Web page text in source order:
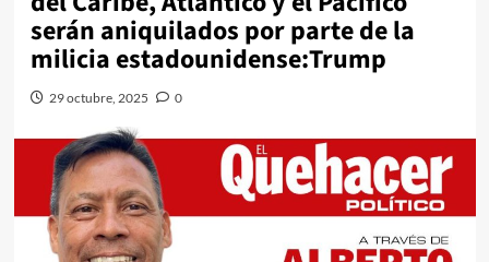
serán aniquilados por parte de la
milicia estadounidense:Trump
29 octubre, 2025 0